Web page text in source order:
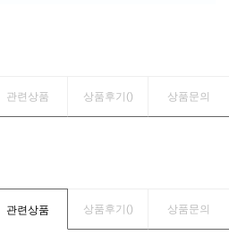
관련상품 상품후기() 상품문의
관련상품 상품후기() 상품문의